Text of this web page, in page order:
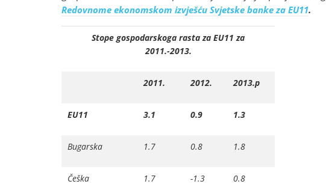
Redovnome ekonomskom izvješću Svjetske banke za EU11.
Stope gospodarskoga rasta za EU11 za
2011.-2013.
2011. 2012. 2013.p
EU11 3.1 0.9 1.3
Bugarska 1.7 0.8 1.8
Češka 1.7 -1.3 0.8